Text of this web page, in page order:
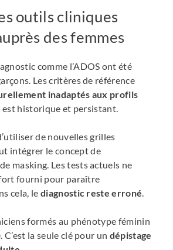
outils cliniques
des femmes
comme l’ADOS ont été
Les critères de référence
inadaptés aux profils
est historique et persistant.
de nouvelles grilles
intégrer le concept de
masking. Les tests actuels ne
fourni pour paraître
cela, le diagnostic reste erroné.
formés au phénotype féminin
la seule clé pour un dépistage